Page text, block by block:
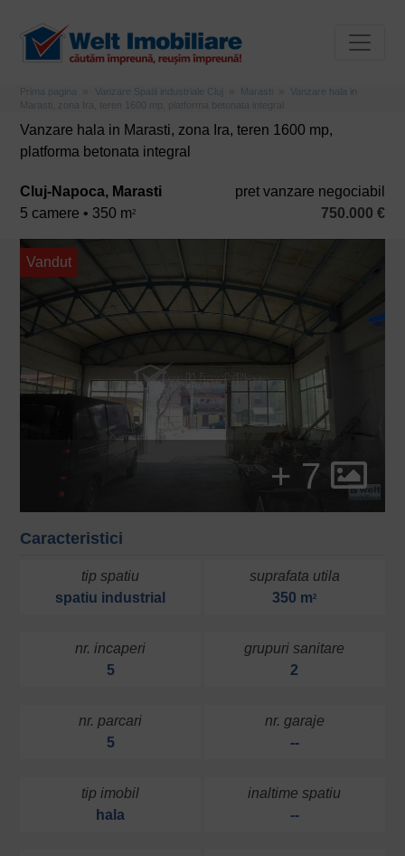
Prima pagina Vanzare Spatii industriale Cluj Marasti
Vanzare hala in
Marasti, zona Ira, teren 1600 mp, platforma betonata integral
Vanzare hala in Marasti, zona Ira, teren 1600 mp,
platforma betonata integral
Cluj-Napoca, Marasti
5 camere • 350 m2
pret vanzare negociabil
750.000 €
+ 7
Vandut
Caracteristici
tip spatiu
spatiu industrial
suprafata utila
350 m2
nr. incaperi
5
grupuri sanitare
2
nr. parcari
5
nr. garaje
--
tip imobil
hala
inaltime spatiu
--